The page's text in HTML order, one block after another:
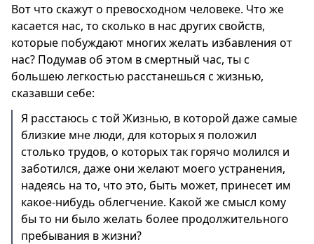
Вот что скажут о превосходном человеке. Что же
касается нас, то сколько в нас других свойств,
которые побуждают многих желать избавления от
нас? Подумав об этом в смертный час, ты с
большею легкостью расстанешься с жизнью,
сказавши себе:
Я расстаюсь с той Жизнью, в которой даже самые
близкие мне люди, для которых я положил
столько трудов, о которых так горячо молился и
заботился, даже они желают моего устранения,
надеясь на то, что это, быть может, принесет им
какое-нибудь облегчение. Какой же смысл кому
бы то ни было желать более продолжительного
пребывания в жизни?